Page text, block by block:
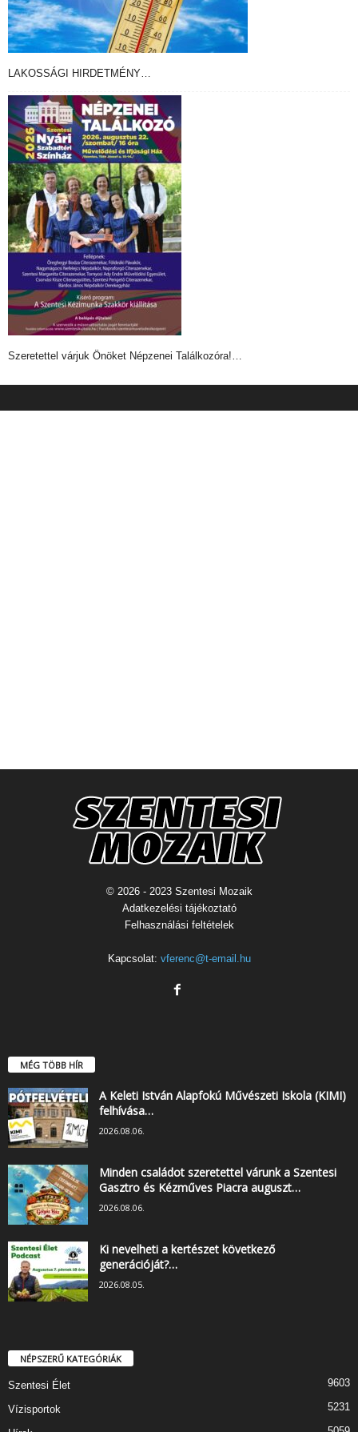
LAKOSSÁGI HIRDETMÉNY…
Szeretettel várjuk Önöket Népzenei Találkozóra!…
© 2026 - 2023 Szentesi Mozaik
Adatkezelési tájékoztató
Felhasználási feltételek
Kapcsolat: vferenc@t-email.hu
MÉG TÖBB HÍR
A Keleti István Alapfokú Művészeti Iskola (KIMI)
felhívása…
2026.08.06.
Minden családot szeretettel várunk a Szentesi
Gasztro és Kézműves Piacra auguszt…
2026.08.06.
Ki nevelheti a kertészet következő
generációját?…
2026.08.05.
NÉPSZERŰ KATEGÓRIÁK
Szentesi Élet 9603
Vízisportok 5231